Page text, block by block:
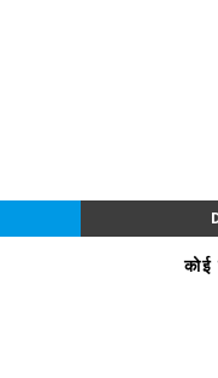
कोई